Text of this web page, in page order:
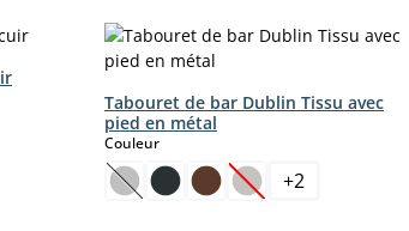
pour le moment.)
pas disponible pour le moment.)
Tabouret de bar Dublin Tissu avec
pied en métal
Couleurselect
(Cette option n'est pas disponible
(Cette option n'est
+2